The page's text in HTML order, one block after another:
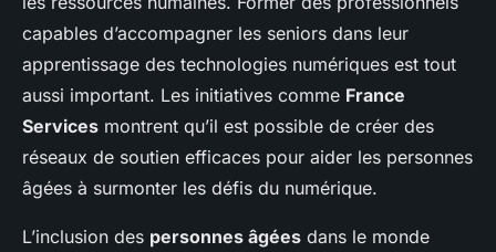
capables d’accompagner les seniors dans leur
apprentissage des technologies numériques est tout
aussi important. Les initiatives comme France
Services montrent qu’il est possible de créer des
réseaux de soutien efficaces pour aider les personnes
âgées à surmonter les défis du numérique.
L’inclusion des personnes âgées dans le monde